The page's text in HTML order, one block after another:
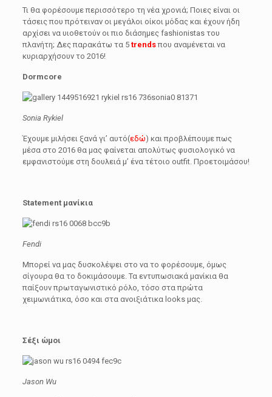
Τι θα φορέσουμε περισσότερο τη νέα χρονιά; Ποιες είναι οι
τάσεις που πρότειναν οι μεγάλοι οίκοι μόδας και έχουν ήδη
αρχίσει να υιοθετούν οι πιο διάσημες fashionistas του
πλανήτη; Δες παρακάτω τα 5 trends που αναμένεται να
κυριαρχήσουν το 2016!
Dormcore
Sonia Rykiel
Έχουμε μιλήσει ξανά γι’ αυτό(εδώ) και προβλέπουμε πως
μέσα στο 2016 θα μας φαίνεται απολύτως φυσιολογικό να
εμφανιστούμε στη δουλειά μ’ ένα τέτοιο outfit. Προετοιμάσου!
Statement μανίκια
Fendi
Μπορεί να μας δυσκολέψει στο να το φορέσουμε, όμως
σίγουρα θα το δοκιμάσουμε. Τα εντυπωσιακά μανίκια θα
παίξουν πρωταγωνιστικό ρόλο, τόσο στα πρώτα
χειμωνιάτικα, όσο και στα ανοιξιάτικα looks μας.
Σέξι ώμοι
Jason Wu